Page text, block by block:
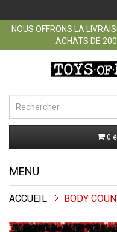
NOUS OFFRONS LA
ACHATS DE
0
MENU
ACCUEIL BODY